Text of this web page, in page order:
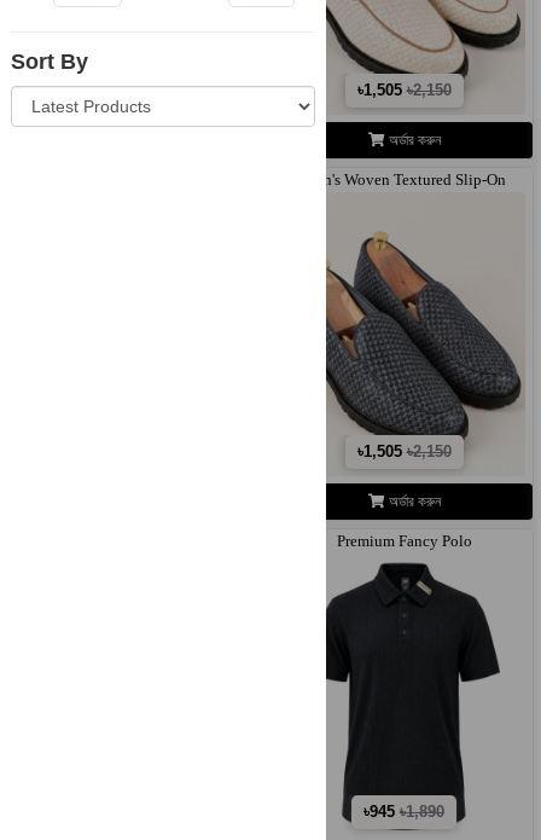
Sort By
৳945৳1,890 ৳1,505৳2,150
অর্ডার করুন
Men's Woven Textured Slip-On
৳1,505৳2,150
অর্ডার করুন
Premium Fancy Polo
৳945 ৳1,890